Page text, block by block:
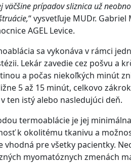
väčšine prípadov sliznica už
“ vysvetľuje MUDr.
AGEL Levice.
sa vykonáva v rámci
Lekár zavedie cez pošvu a
a počas niekoľkých minút
5 až 15 minút, celkovo
ten istý alebo nasledujúci deň.
termoablácie je jej
k okolitému tkanivu a
vhodná pre všetky pacientky.
myomatóznych zmenách